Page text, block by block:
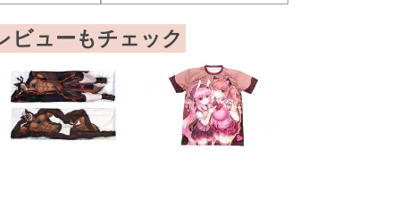
ビューもチェック